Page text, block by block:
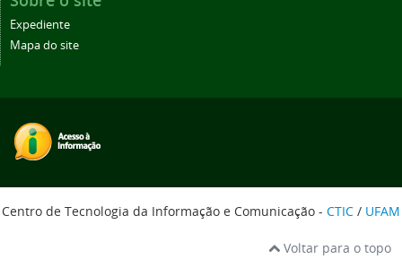
Expediente
Mapa do site
Centro de Tecnologia da Informação e Comunicação - CTIC / UFAM
Voltar para o topo